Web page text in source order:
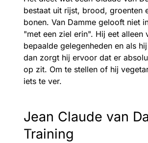
bestaat uit rijst, brood, groenten
bonen. Van Damme gelooft niet
"met een ziel erin". Hij eet alleen
bepaalde gelegenheden en als
dan zorgt hij ervoor dat er
op zit. Om te stellen of hij
iets te ver.
Jean Claude van
Training